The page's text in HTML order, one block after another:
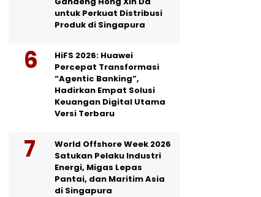
untuk Perkuat Distribusi
Produk di Singapura
HiFS 2026: Huawei
Percepat Transformasi
“Agentic Banking”,
Hadirkan Empat Solusi
Keuangan Digital Utama
Versi Terbaru
World Offshore Week 2026
Satukan Pelaku Industri
Energi, Migas Lepas
Pantai, dan Maritim Asia
di Singapura